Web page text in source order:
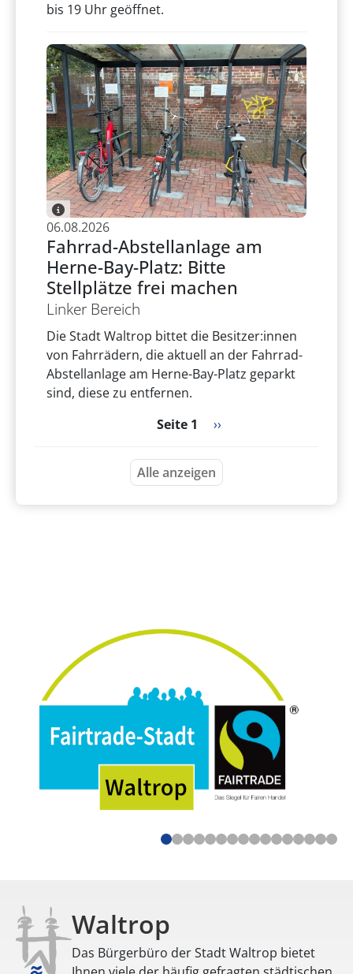
bis 19 Uhr geöffnet.
06.08.2026
Fahrrad-Abstellanlage am
Herne-Bay-Platz: Bitte
Stellplätze frei machen
Linker Bereich
Die Stadt Waltrop bittet die Besitzer:innen
von Fahrrädern, die aktuell an der Fahrrad-
Abstellanlage am Herne-Bay-Platz geparkt
sind, diese zu entfernen.
Seitennummerierung
Seite 1 Nächste Seite
››
Alle anzeigen
Waltrop
Das Bürgerbüro der Stadt Waltrop bietet